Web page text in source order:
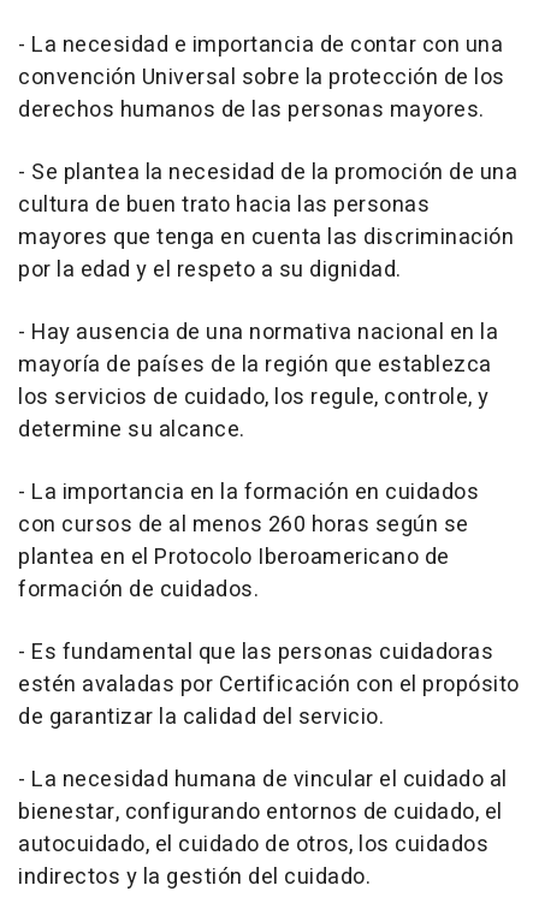
- La necesidad e importancia de contar con una
convención Universal sobre la protección de los
derechos humanos de las personas mayores.
- Se plantea la necesidad de la promoción de una
cultura de buen trato hacia las personas
mayores que tenga en cuenta las discriminación
por la edad y el respeto a su dignidad.
- Hay ausencia de una normativa nacional en la
mayoría de países de la región que establezca
los servicios de cuidado, los regule, controle, y
determine su alcance.
- La importancia en la formación en cuidados
con cursos de al menos 260 horas según se
plantea en el Protocolo Iberoamericano de
formación de cuidados.
- Es fundamental que las personas cuidadoras
estén avaladas por Certificación con el propósito
de garantizar la calidad del servicio.
- La necesidad humana de vincular el cuidado al
bienestar, configurando entornos de cuidado, el
autocuidado, el cuidado de otros, los cuidados
indirectos y la gestión del cuidado.